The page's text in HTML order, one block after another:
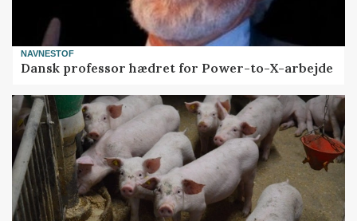
NAVNESTOF
Dansk professor hædret for Power-to-X-arbejde